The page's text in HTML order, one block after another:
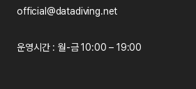
official@datadiving.net
운영시간 : 월-금 10:00 – 19:00